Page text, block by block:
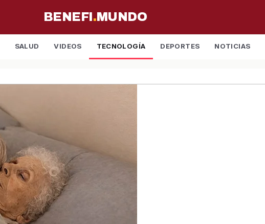
BENEFI . MUNDO
SALUD VIDEOS TECNOLOGÍA DEPORTES NOTICIAS